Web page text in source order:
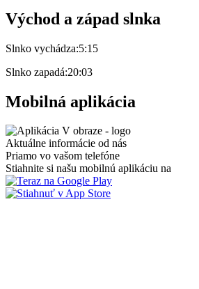
Východ a západ slnka
Slnko vychádza:5:15
Slnko zapadá:20:03
Mobilná aplikácia
Aktuálne informácie od nás
Priamo vo vašom telefóne
Stiahnite si našu mobilnú aplikáciu na